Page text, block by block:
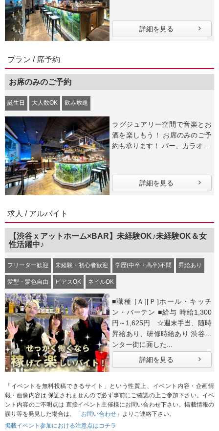
詳細を見る
プラン / 席予約
お席のみのご予約
誕生日 大人数OK 飲み放題
ラグジュアリー空間で音楽とお
酒を楽しもう！ お席のみのご予
約も承ります！ バー、カラオ...
詳細を見る
求人 / アルバイト
【渋谷ｘアットホーム×BAR】未経験OK♪未経験OK＆女
性活躍中♪
フリーター歓迎 未経験・初心者歓迎 学歴(中卒・高卒)不問 昇給あり
髪型・髪色自由 ピアスOK ネイルOK
■職種 [Ａ][Ｐ]ホール・キッチ
ン・バーテン ■給与 時給1,300
円～1,625円 ☆週末手当、随時
昇給あり、研修時給あり 渋谷セ
ンター街に面した...
詳細を見る
「イベントを無料投稿できるサイト」という性質上、イベント内容・企画情
報・画像内容は 保証されませんので必ず事前にご確認の上ご参加下さい。イベ
ント内容のご不明点は 直接イベント主催様にお問い合わせ下さい。掲載情報の
誤り等を発見した場合は、
「お問い合わせ」 よりご連絡下さい。
掲載イベント参加における注意点はコチラ